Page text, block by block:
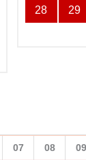
28 29
07 08 09